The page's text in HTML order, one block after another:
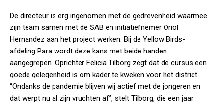
De directeur is erg ingenomen met de gedrevenheid waarmee
zijn team samen met de SAB en initiatiefnemer Oriol
Hernandez aan het project werken. Bij de Yellow Birds-
afdeling Para wordt deze kans met beide handen
aangegrepen. Oprichter Felicia Tilborg zegt dat de cursus een
goede gelegenheid is om kader te kweken voor het district.
“Ondanks de pandemie blijven wij actief met de jongeren en
dat werpt nu al zijn vruchten af”, stelt Tilborg, die een jaar